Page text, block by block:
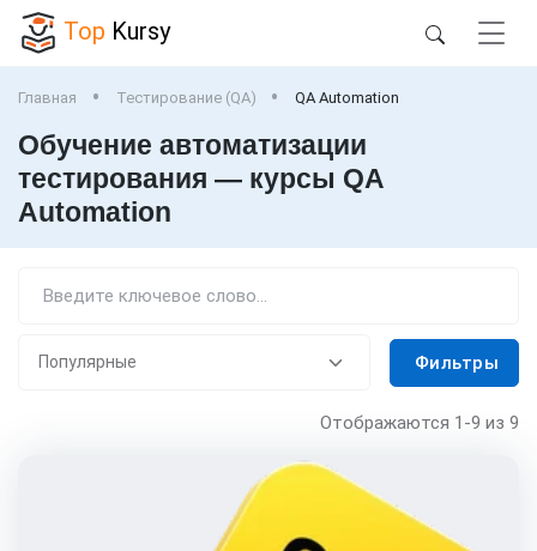
Top Kursy
Главная Тестирование (QA) QA Automation
Обучение автоматизации
тестирования — курсы QA
Automation
Фильтры
Отображаются 1-9 из 9